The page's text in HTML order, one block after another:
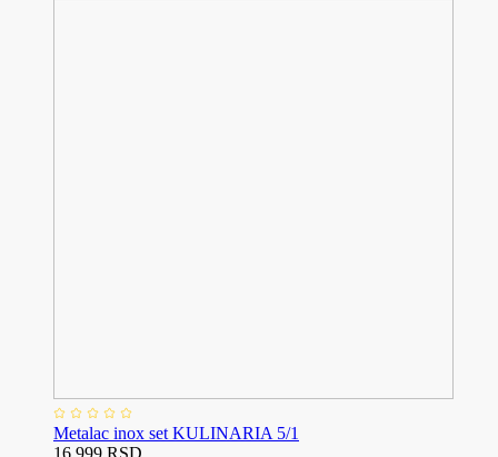
Metalac inox set KULINARIA 5/1
16.999 RSD